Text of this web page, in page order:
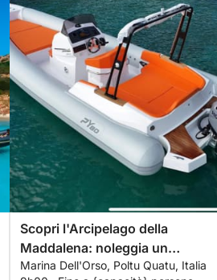
Scopri l'Arcipelago della
Maddalena: noleggia un
gommone con skipper per una
Marina Dell'Orso, Poltu Quatu, Italia